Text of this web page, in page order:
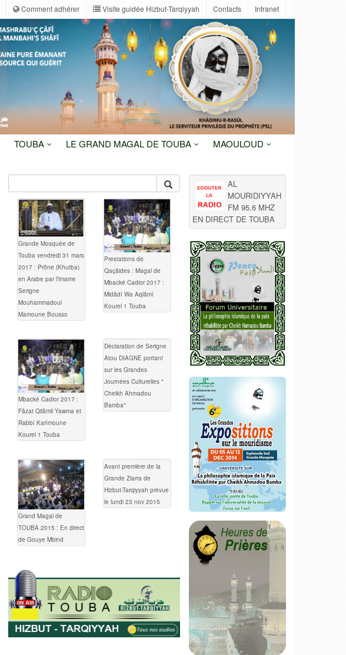
Comment adhérer Visite guidée Hizbut-Tarqiyyah Contacts Intranet
TOUBA LE GRAND MAGAL DE TOUBA MAOULOUD
Grande Mosquée de
Touba vendredi 31 mars
2017 : Prône (Khutba)
en Arabe par l’imame
Serigne
Mouhammadoul
Mamoune Bousso
Prestations de
Qaçâides : Magal de
Mbacké Cadior 2017 :
Midâdî Wa Aqlâmî
Kourel 1 Touba
Mbacké Cadior 2017 :
Fâzat Qilâmil Yawma et
Rabbî Karîmoune
Kourel 1 Touba
Déclaration de Serigne
Atou DIAGNE portant
sur les Grandes
Journées Culturelles "
Cheikh Ahmadou
Bamba"
Grand Magal de
TOUBA 2015 : En direct
de Gouye Mbind
Avant première de la
Grande Ziarra de
Hizbut-Tarqiyyah prévue
le lundi 23 nov 2015
AL
MOURIDIYYAH
FM 95.6 MHZ
EN DIRECT DE TOUBA